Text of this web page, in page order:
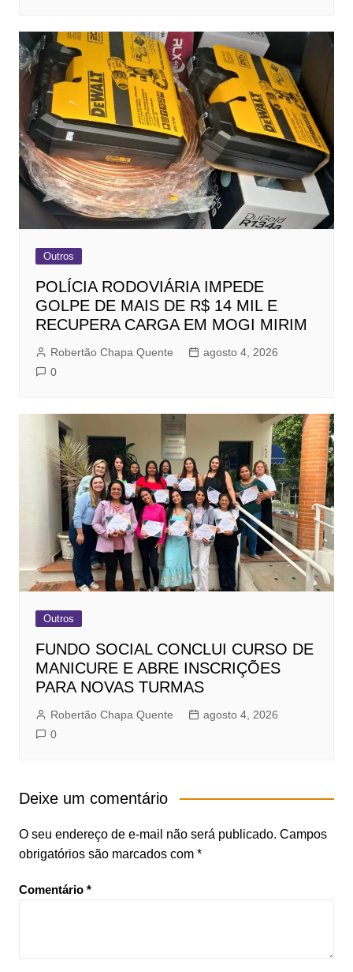
Outros
POLÍCIA RODOVIÁRIA IMPEDE
GOLPE DE MAIS DE R$ 14 MIL E
RECUPERA CARGA EM MOGI MIRIM
Robertão Chapa Quente
agosto 4, 2026
0
Outros
FUNDO SOCIAL CONCLUI CURSO DE
MANICURE E ABRE INSCRIÇÕES
PARA NOVAS TURMAS
Robertão Chapa Quente
agosto 4, 2026
0
Deixe um comentário
O seu endereço de e-mail não será publicado. Campos
obrigatórios são marcados com *
Comentário *